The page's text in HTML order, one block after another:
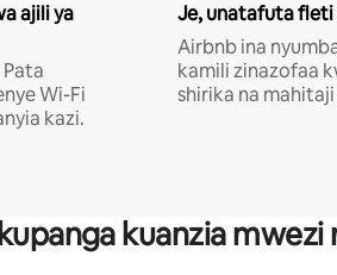
ajili ya
Wi-Fi
kazi.
Je, unatafuta
Airbnb ina
kamili zinazofaa
shirika na
kuanzia mwezi